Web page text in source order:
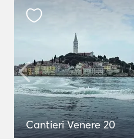
Cantieri Venere 20